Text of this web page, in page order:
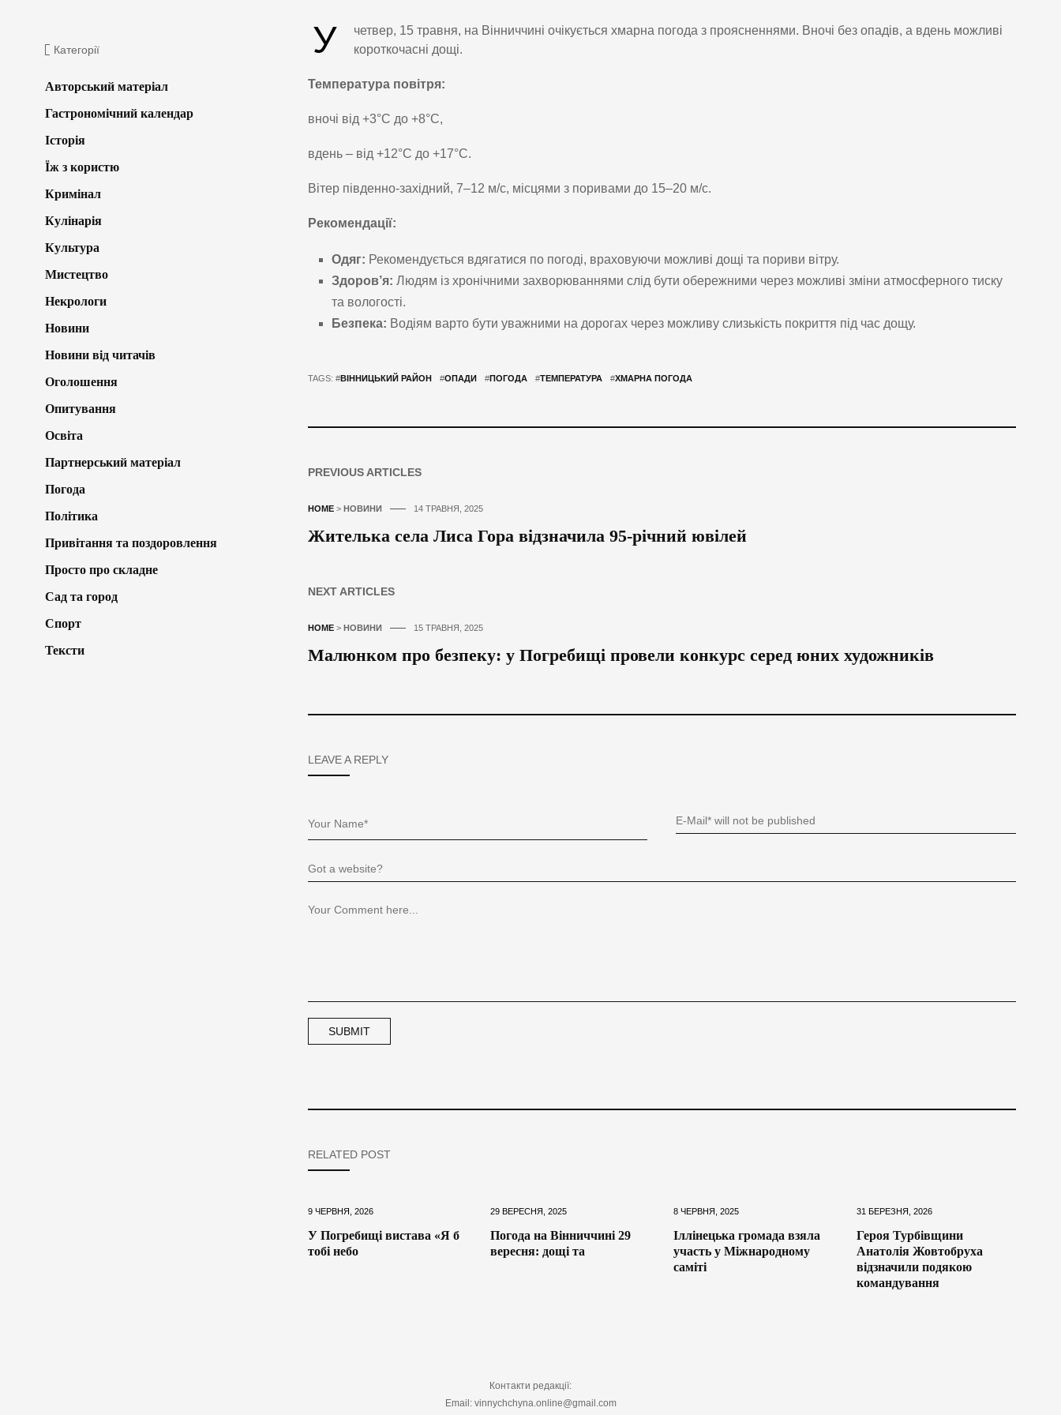
У
четвер, 15 травня, на Вінниччині очікується хмарна погода з проясненнями. Вночі без опадів, а вдень можливі
короткочасні дощі.
Температура повітря:
вночі від +3°C до +8°C,
вдень – від +12°C до +17°C.
Вітер південно-західний, 7–12 м/с, місцями з поривами до 15–20 м/с.
Рекомендації:
Одяг: Рекомендується вдягатися по погоді, враховуючи можливі дощі та пориви вітру.
Здоров’я: Людям із хронічними захворюваннями слід бути обережними через можливі зміни атмосферного тиску
та вологості.
Безпека: Водіям варто бути уважними на дорогах через можливу слизькість покриття під час дощу.
TAGS: #ВІННИЦЬКИЙ РАЙОН #ОПАДИ #ПОГОДА #ТЕМПЕРАТУРА #ХМАРНА ПОГОДА
PREVIOUS ARTICLES
HOME> НОВИНИ 14 ТРАВНЯ, 2025
Жителька села Лиса Гора відзначила 95-річний ювілей
NEXT ARTICLES
HOME> НОВИНИ 15 ТРАВНЯ, 2025
Малюнком про безпеку: у Погребищі провели конкурс серед юних художників
LEAVE A REPLY
RELATED POST
9 ЧЕРВНЯ, 2026
У Погребищі вистава «Я б
тобі небо
29 ВЕРЕСНЯ, 2025
Погода на Вінниччині 29
вересня: дощі та
8 ЧЕРВНЯ, 2025
Іллінецька громада взяла
участь у Міжнародному
саміті
31 БЕРЕЗНЯ, 2026
Героя Турбівщини
Анатолія Жовтобруха
відзначили подякою
командування
Категорії
Авторський матеріал
Гастрономічний календар
Історія
Їж з користю
Кримінал
Кулінарія
Культура
Мистецтво
Некрологи
Новини
Новини від читачів
Оголошення
Опитування
Освіта
Партнерський матеріал
Погода
Політика
Привітання та поздоровлення
Просто про складне
Сад та город
Спорт
Тексти
Контакти редакції:
Email: vinnychchyna.online@gmail.com